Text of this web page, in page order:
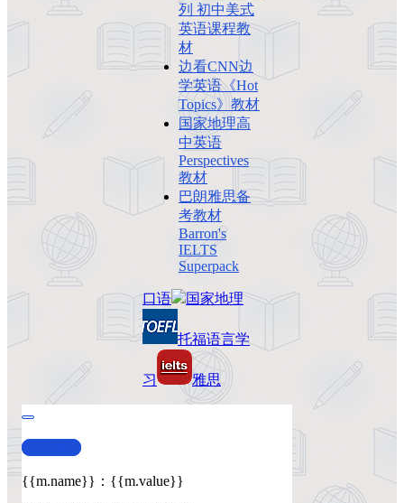
列 初中美式
英语课程教
材
边看CNN边
学英语《Hot
Topics》教材
国家地理高
中英语
Perspectives
教材
巴朗雅思备
考教材
Barron's
IELTS
Superpack
口语 国家地理
托福语言学
习 雅思
查看演示
{{m.name}} ： {{m.value}}